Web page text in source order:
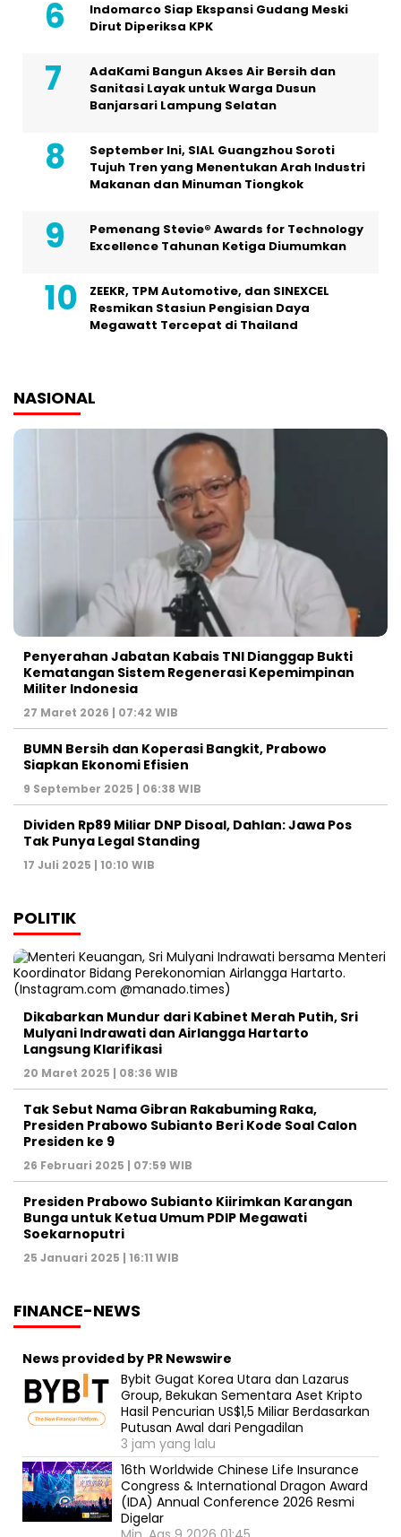
Indomarco Siap Ekspansi Gudang Meski
Dirut Diperiksa KPK
AdaKami Bangun Akses Air Bersih dan
Sanitasi Layak untuk Warga Dusun
Banjarsari Lampung Selatan
September Ini, SIAL Guangzhou Soroti
Tujuh Tren yang Menentukan Arah Industri
Makanan dan Minuman Tiongkok
Pemenang Stevie® Awards for Technology
Excellence Tahunan Ketiga Diumumkan
ZEEKR, TPM Automotive, dan SINEXCEL
Resmikan Stasiun Pengisian Daya
Megawatt Tercepat di Thailand
NASIONAL
Penyerahan Jabatan Kabais TNI Dianggap Bukti
Kematangan Sistem Regenerasi Kepemimpinan
Militer Indonesia
27 Maret 2026 | 07:42 WIB
BUMN Bersih dan Koperasi Bangkit, Prabowo
Siapkan Ekonomi Efisien
9 September 2025 | 06:38 WIB
Dividen Rp89 Miliar DNP Disoal, Dahlan: Jawa Pos
Tak Punya Legal Standing
17 Juli 2025 | 10:10 WIB
POLITIK
Dikabarkan Mundur dari Kabinet Merah Putih, Sri
Mulyani Indrawati dan Airlangga Hartarto
Langsung Klarifikasi
20 Maret 2025 | 08:36 WIB
Tak Sebut Nama Gibran Rakabuming Raka,
Presiden Prabowo Subianto Beri Kode Soal Calon
Presiden ke 9
26 Februari 2025 | 07:59 WIB
Presiden Prabowo Subianto Kiirimkan Karangan
Bunga untuk Ketua Umum PDIP Megawati
Soekarnoputri
25 Januari 2025 | 16:11 WIB
FINANCE-NEWS
News provided by PR Newswire
Bybit Gugat Korea Utara dan Lazarus
Group, Bekukan Sementara Aset Kripto
Hasil Pencurian US$1,5 Miliar Berdasarkan
Putusan Awal dari Pengadilan
3 jam yang lalu
16th Worldwide Chinese Life Insurance
Congress & International Dragon Award
(IDA) Annual Conference 2026 Resmi
Digelar